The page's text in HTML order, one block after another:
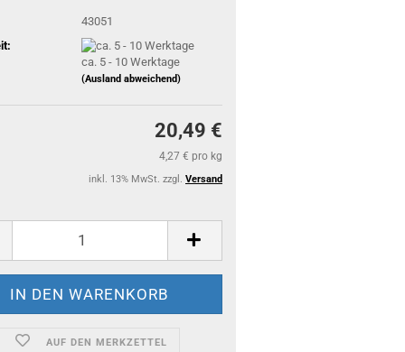
43051
ca. 5 - 10 Werktage
(Ausland abweichend)
20,49 €
4,27 € pro kg
inkl. 13% MwSt. zzgl. Versand
AUF DEN MERKZETTEL